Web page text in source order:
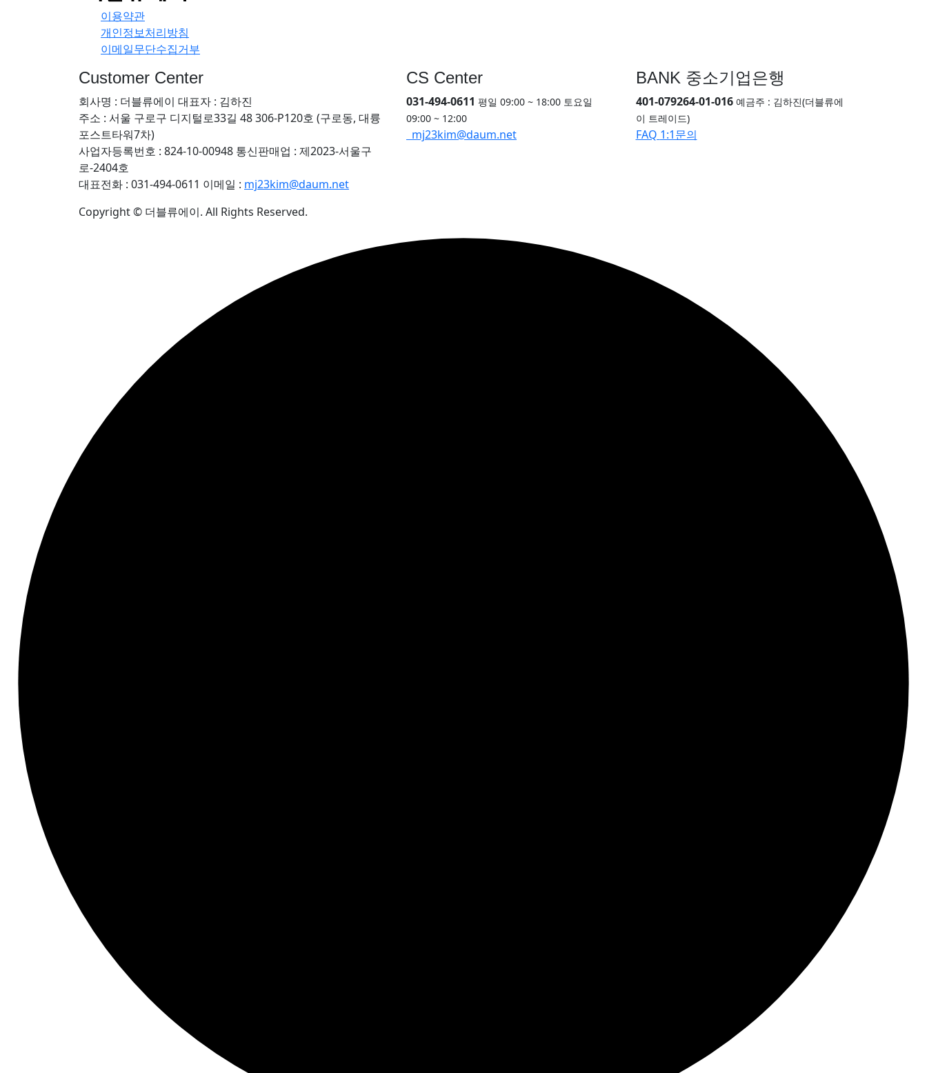
이용약관
개인정보처리방침
이메일무단수집거부
Customer Center
회사명 : 더블류에이 대표자 : 김하진
주소 : 서울 구로구 디지털로33길 48 306-P120호 (구로동, 대륭
포스트타워7차)
사업자등록번호 : 824-10-00948 통신판매업 : 제2023-서울구
로-2404호
대표전화 : 031-494-0611 이메일 : mj23kim@daum.net
CS Center
031-494-0611 평일 09:00 ~ 18:00 토요일
09:00 ~ 12:00
mj23kim@daum.net
BANK 중소기업은행
401-079264-01-016 예금주 : 김하진(더블류에
이 트레이드)
FAQ 1:1문의
Copyright © 더블류에이. All Rights Reserved.